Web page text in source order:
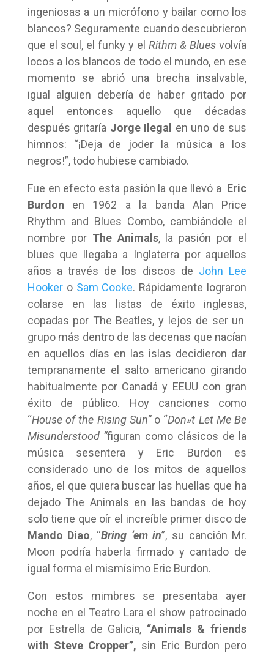
ingeniosas a un micrófono y bailar como los
blancos? Seguramente cuando descubrieron
que el soul, el funky y elRithm & Blues volvía
locos a los blancos de todo el mundo, en ese
momento se abrió una brecha insalvable,
igual alguien debería de haber gritado por
aquel entonces aquello que décadas
después gritaría Jorge Ilegal
en uno de sus
himnos: “¡Deja de joder la música a los
negros!”, todo hubiese cambiado.
Fue en efecto esta pasión la que llevó a Eric
Burdon en 1962 a la banda Alan Price
Rhythm and Blues Combo, cambiándole el
nombre por The Animals, la pasión por el
blues que llegaba a Inglaterra por aquellos
años a través de los discos de John Lee
Hookero Sam Cooke. Rápidamente lograron
colarse en las listas de éxito inglesas,
copadas por The Beatles, y lejos de ser un
grupo más dentro de las decenas que nacían
en aquellos días en las islas decidieron dar
tempranamente el salto americano girando
habitualmente por Canadá y EEUU con gran
éxito de público. Hoy canciones como
“House of the Rising Sun”o “Don»t Let Me Be
Misunderstood “figuran como clásicos de la
música sesentera y Eric Burdon es
considerado uno de los mitos de aquellos
años, el que quiera buscar las huellas que ha
dejado The Animals en las bandas de hoy
solo tiene que oír el increíble primer disco de
Mando Diao, “Bring ‘em in”, su canción Mr.
Moon podría haberla firmado y cantado de
igual forma el mismísimo Eric Burdon.
Con estos mimbres se presentaba ayer
noche en el Teatro Lara el show patrocinado
por Estrella de Galicia, “Animals & friends
with Steve Cropper”, sin Eric Burdon pero